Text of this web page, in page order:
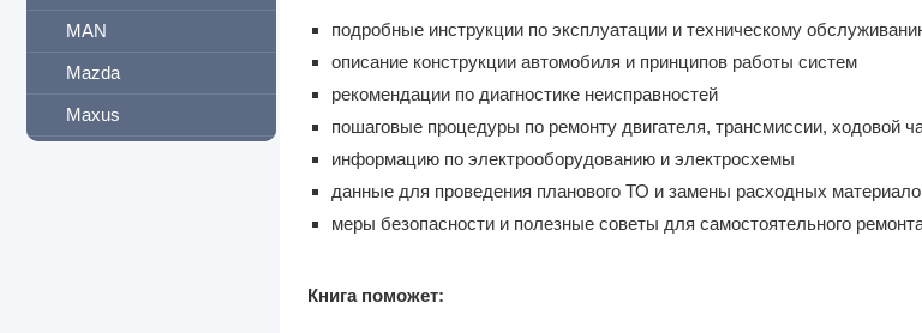
MAN
Mazda
Maxus
подробные инструкции по эксплуатации и техническому
описание конструкции автомобиля и принципов работы систем
рекомендации по диагностике неисправностей
пошаговые процедуры по ремонту двигателя, трансмиссии, ходовой
информацию по электрооборудованию и электросхемы
данные для проведения планового ТО и замены расходных
меры безопасности и полезные советы для самостоятельного
Книга поможет: